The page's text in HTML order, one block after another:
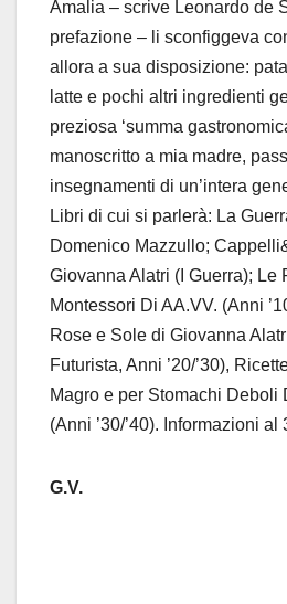
Amalia – scrive Leonardo de
prefazione – li sconfiggeva
allora a sua disposizione:
latte e pochi altri ingredienti
preziosa ‘summa
manoscritto a mia madre,
insegnamenti di un’intera
Libri di cui si parlerà: La
Domenico Mazzullo;
Giovanna Alatri (I Guerra); Le
Montessori Di AA.VV. (Anni
Rose e Sole di Giovanna
Futurista, Anni ’20/’30),
Magro e per Stomachi Deboli
(Anni ’30/’40). Informazioni al
G.V.